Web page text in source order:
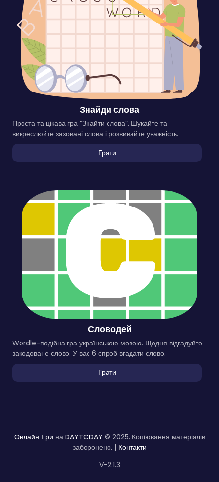
Знайди слова
Проста та цікава гра “Знайти слова”. Шукайте та
викреслюйте заховані слова і розвивайте уважність.
Грати
Словодей
Wordle-подібна гра українською мовою. Щодня відгадуйте
закодоване слово. У вас 6 спроб вгадати слово.
Грати
Онлайн Ігри на DAYTODAY © 2025. Копіювання матеріалів
заборонено. | Контакти
V-2.1.3